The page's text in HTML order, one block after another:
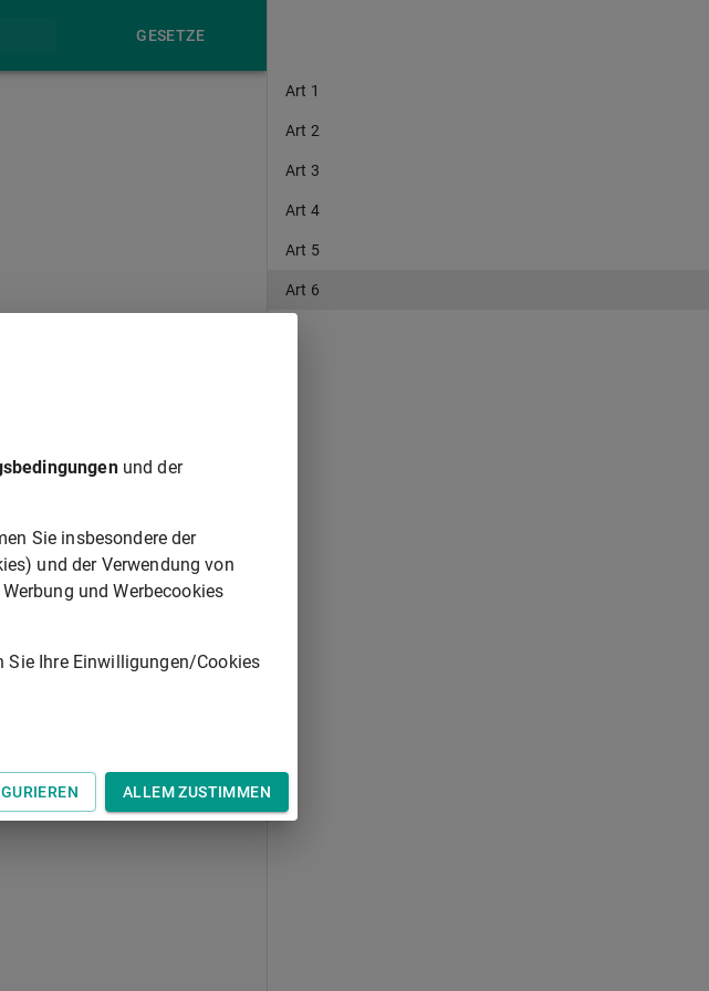
GESETZE
Art 1
Art 2
Art 3
Art 4
Art 5
Art 6
und der
Sie insbesondere der
und der Verwendung von
und Werbecookies
Sie Ihre Einwilligungen/Cookies
ALLEM ZUSTIMMEN